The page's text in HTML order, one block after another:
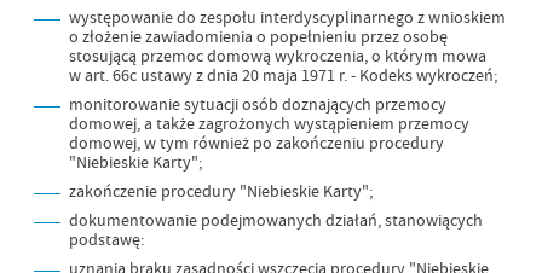
występowanie do zespołu interdyscyplinarnego z wnioskiem
o złożenie zawiadomienia o popełnieniu przez osobę
stosującą przemoc domową wykroczenia, o którym mowa
w art. 66c ustawy z dnia 20 maja 1971 r. - Kodeks wykroczeń;
monitorowanie sytuacji osób doznających przemocy
domowej, a także zagrożonych wystąpieniem przemocy
domowej, w tym również po zakończeniu procedury
"Niebieskie Karty";
zakończenie procedury "Niebieskie Karty";
dokumentowanie podejmowanych działań, stanowiących
podstawę:
uznania braku zasadności wszczęcia procedury "Niebieskie